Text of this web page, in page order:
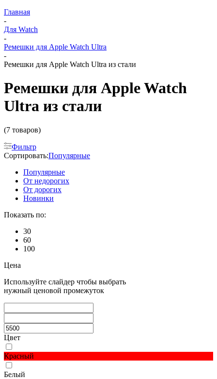
Главная
-
Для Watch
-
Ремешки для Apple Watch Ultra
-
Ремешки для Apple Watch Ultra из стали
Ремешки для Apple Watch
Ultra из стали
(7 товаров)
Фильтр
Сортировать:Популярные
Популярные
От недорогих
От дорогих
Новинки
Показать по:
30
60
100
Цена
Используйте слайдер чтобы выбрать
нужный ценовой промежуток
Цвет
Красный
Белый